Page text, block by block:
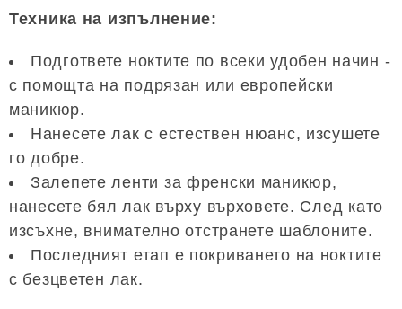
Техника на изпълнение:
Подгответе ноктите по всеки удобен начин -
с помощта на подрязан или европейски
маникюр.
Нанесете лак с естествен нюанс, изсушете
го добре.
Залепете ленти за френски маникюр,
нанесете бял лак върху върховете. След като
изсъхне, внимателно отстранете шаблоните.
Последният етап е покриването на ноктите
с безцветен лак.